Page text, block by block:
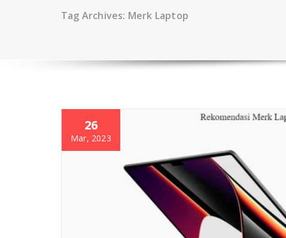
Tag Archives: Merk Laptop
26
Mar, 2023